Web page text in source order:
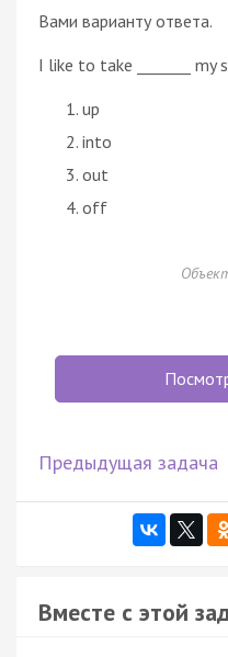
Вами варианту ответа.
I like to take _______ my
up
into
out
off
Предыдущая задача
Вместе с этой